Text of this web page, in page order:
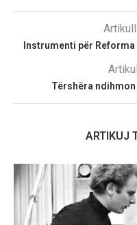
Instrumenti për
Tërshëra
ARTIKUJ